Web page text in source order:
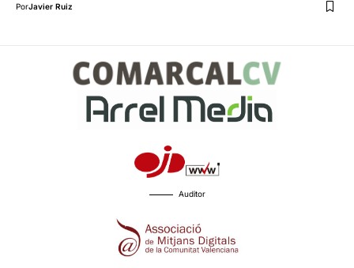
PorJavier Ruiz
Auditor